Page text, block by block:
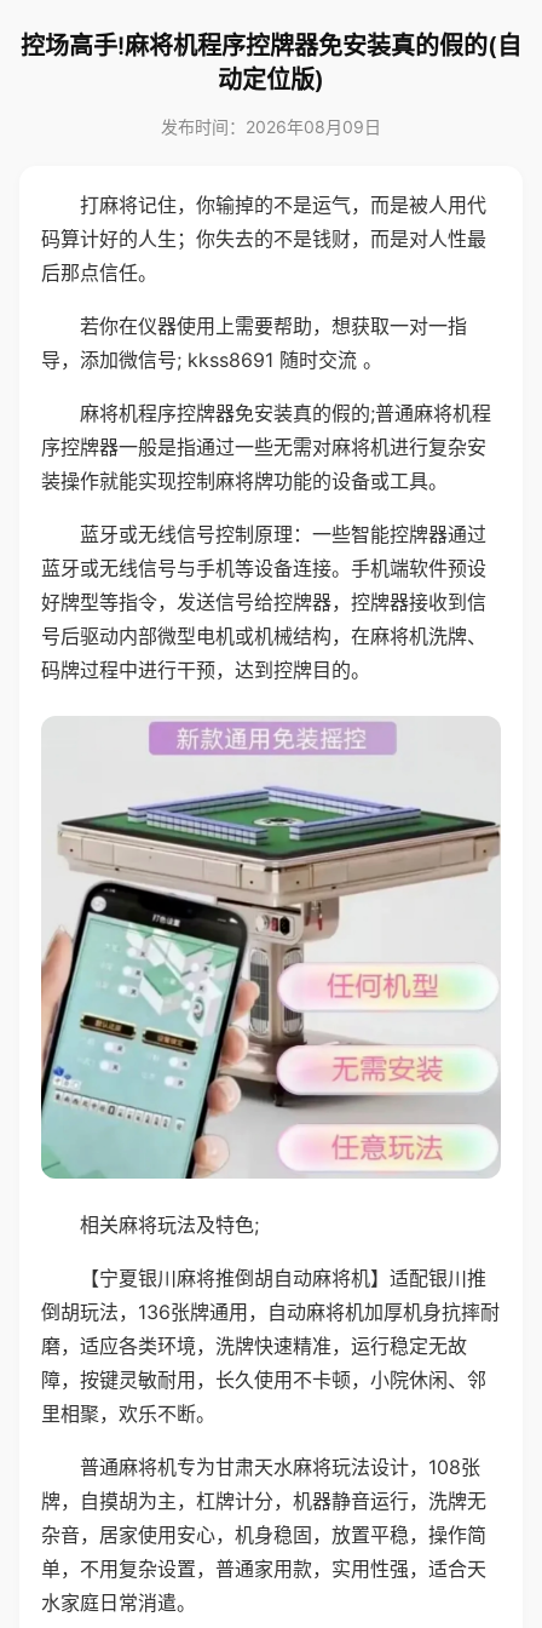
控场高手!麻将机程序控牌器免安装真的假的(自
动定位版)
发布时间：2026年08月09日
打麻将记住，你输掉的不是运气，而是被人用代
码算计好的人生；你失去的不是钱财，而是对人性最
后那点信任。
若你在仪器使用上需要帮助，想获取一对一指
导，添加微信号; kkss8691 随时交流 。
麻将机程序控牌器免安装真的假的;普通麻将机程
序控牌器一般是指通过一些无需对麻将机进行复杂安
装操作就能实现控制麻将牌功能的设备或工具。
蓝牙或无线信号控制原理：一些智能控牌器通过
蓝牙或无线信号与手机等设备连接。手机端软件预设
好牌型等指令，发送信号给控牌器，控牌器接收到信
号后驱动内部微型电机或机械结构，在麻将机洗牌、
码牌过程中进行干预，达到控牌目的。
相关麻将玩法及特色;
【宁夏银川麻将推倒胡自动麻将机】适配银川推
倒胡玩法，136张牌通用，自动麻将机加厚机身抗摔耐
磨，适应各类环境，洗牌快速精准，运行稳定无故
障，按键灵敏耐用，长久使用不卡顿，小院休闲、邻
里相聚，欢乐不断。
普通麻将机专为甘肃天水麻将玩法设计，108张
牌，自摸胡为主，杠牌计分，机器静音运行，洗牌无
杂音，居家使用安心，机身稳固，放置平稳，操作简
单，不用复杂设置，普通家用款，实用性强，适合天
水家庭日常消遣。